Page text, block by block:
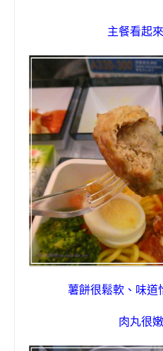
主餐看起
薯餅很鬆軟、味道
肉丸很